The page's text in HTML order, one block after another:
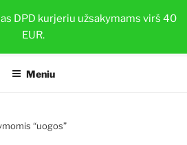
DPD kurjeriu užsakymams virš 40
EUR.
TOP-PLANT™
Meniu
“uogos”